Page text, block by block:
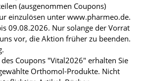
(ausgenommen Coupons)
einzulösen unter www.pharmeo.de.
09.08.2026. Nur solange der Vorrat
vor, die Aktion früher zu beenden.
Coupons "Vital2026" erhalten Sie
Orthomol-Produkte. Nicht